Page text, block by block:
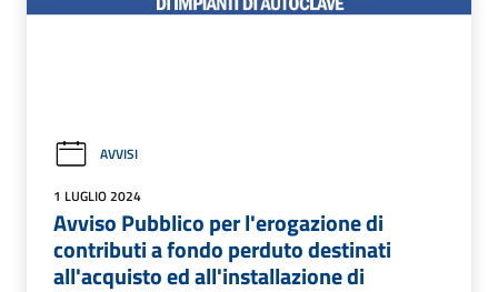
AVVISI
1 LUGLIO 2024
Avviso Pubblico per l'erogazione di
contributi a fondo perduto destinati
all'acquisto ed all'installazione di